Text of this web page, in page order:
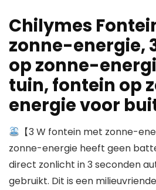
Chilymes
zonne-energie,
op zonne-
tuin, fontein op
energie voor
【3 W fontein met zonne-
zonne-energie heeft geen
direct zonlicht in 3 seconden
gebruikt. Dit is een